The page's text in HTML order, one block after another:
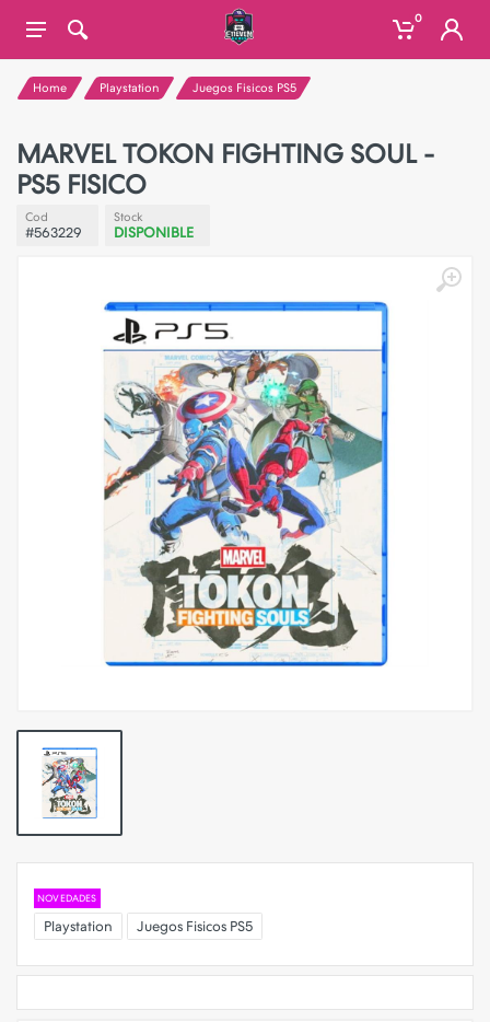
0
Home Playstation Juegos Fisicos PS5
MARVEL TOKON FIGHTING SOUL -
PS5 FISICO
Cod
#563229
Stock
DISPONIBLE
NOVEDADES
Playstation Juegos Fisicos PS5